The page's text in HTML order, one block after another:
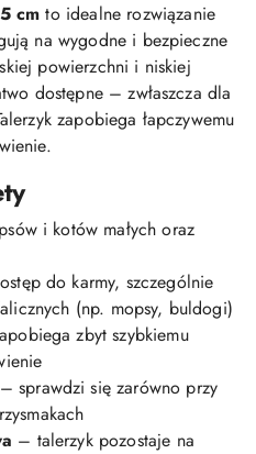
cm to idealne rozwiązanie
na wygodne i bezpieczne
powierzchni i niskiej
dostępne – zwłaszcza dla
zapobiega łapczywemu
i kotów małych oraz
do karmy, szczególnie
(np. mopsy, buldogi)
zbyt szybkiemu
– sprawdzi się zarówno przy
– talerzyk pozostaje na